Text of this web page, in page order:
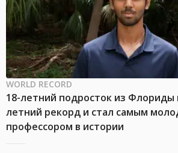
WORLD RECORD
18-летний подросток из Флориды
летний рекорд и стал самым
профессором в истории